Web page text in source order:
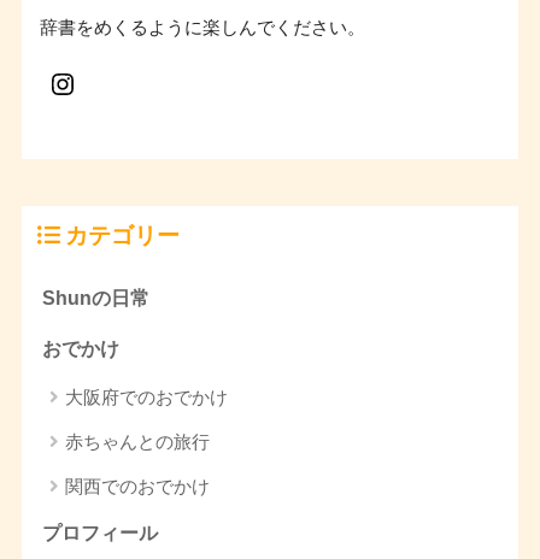
辞書をめくるように楽しんでください。
カテゴリー
Shunの日常
おでかけ
大阪府でのおでかけ
赤ちゃんとの旅行
関西でのおでかけ
プロフィール